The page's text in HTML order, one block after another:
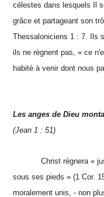
célestes dans lesquels Il
grâce et partageant son
Thessaloniciens 1 : 7. Ils
ils ne règnent pas, « ce
habité à venir dont nous
Les anges de Dieu
(Jean 1 : 51)
Christ régnera «
sous ses pieds » (1 Cor.
moralement unis, - non